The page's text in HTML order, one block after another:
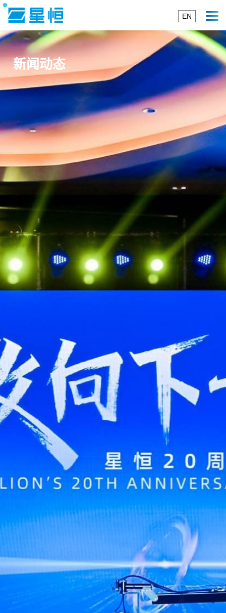
EN
新闻动态